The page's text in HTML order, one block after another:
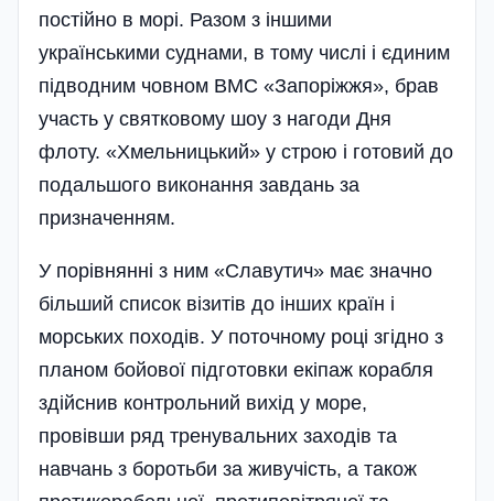
постійно в морі. Разом з іншими
українськими суднами, в тому числі і єдиним
підводним човном ВМС «Запоріжжя», брав
участь у святковому шоу з нагоди Дня
флоту. «Хмельницький» у строю і готовий до
подальшого виконання завдань за
призначенням.
У порівнянні з ним «Славутич» має значно
більший список візитів до інших країн і
морських походів. У поточному році згідно з
планом бойової підготовки екіпаж корабля
здійснив контрольний вихід у море,
провівши ряд тренувальних заходів та
навчань з боротьби за живучість, а також